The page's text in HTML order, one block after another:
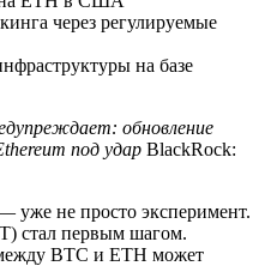
через регулируемые
на базе
обновление
под удар BlackRock:
уже не просто эксперимент.
стал первым шагом.
BTC и ETH может